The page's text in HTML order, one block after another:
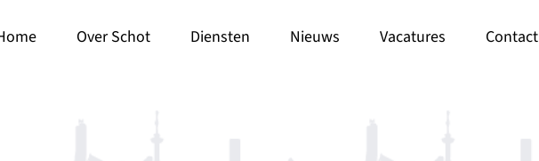
Over Schot Diensten Nieuws Vacatures Contact